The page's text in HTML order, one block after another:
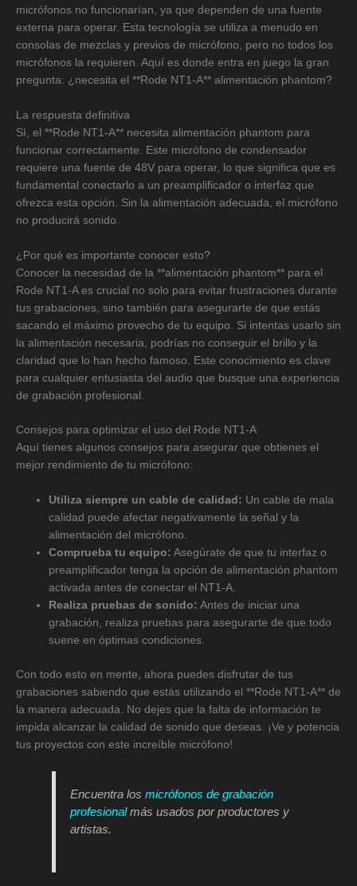
micrófonos no funcionarían, ya que dependen de una fuente
externa para operar. Esta tecnología se utiliza a menudo en
consolas de mezclas y previos de micrófono, pero no todos los
micrófonos la requieren. Aquí es donde entra en juego la gran
pregunta: ¿necesita el **Rode NT1-A** alimentación phantom?
La respuesta definitiva
Sí, el **Rode NT1-A** necesita alimentación phantom para
funcionar correctamente. Este micrófono de condensador
requiere una fuente de 48V para operar, lo que significa que es
fundamental conectarlo a un preamplificador o interfaz que
ofrezca esta opción. Sin la alimentación adecuada, el micrófono
no producirá sonido.
¿Por qué es importante conocer esto?
Conocer la necesidad de la **alimentación phantom** para el
Rode NT1-A es crucial no solo para evitar frustraciones durante
tus grabaciones, sino también para asegurarte de que estás
sacando el máximo provecho de tu equipo. Si intentas usarlo sin
la alimentación necesaria, podrías no conseguir el brillo y la
claridad que lo han hecho famoso. Este conocimiento es clave
para cualquier entusiasta del audio que busque una experiencia
de grabación profesional.
Consejos para optimizar el uso del Rode NT1-A
Aquí tienes algunos consejos para asegurar que obtienes el
mejor rendimiento de tu micrófono:
Utiliza siempre un cable de calidad: Un cable de mala
calidad puede afectar negativamente la señal y la
alimentación del micrófono.
Comprueba tu equipo: Asegúrate de que tu interfaz o
preamplificador tenga la opción de alimentación phantom
activada antes de conectar el NT1-A.
Realiza pruebas de sonido: Antes de iniciar una
grabación, realiza pruebas para asegurarte de que todo
suene en óptimas condiciones.
Con todo esto en mente, ahora puedes disfrutar de tus
grabaciones sabiendo que estás utilizando el **Rode NT1-A** de
la manera adecuada. No dejes que la falta de información te
impida alcanzar la calidad de sonido que deseas. ¡Ve y potencia
tus proyectos con este increíble micrófono!
Encuentra losmicrófonos de grabación
profesionalmás usados por productores y
artistas.